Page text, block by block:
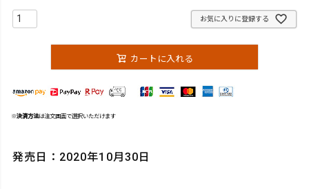
お気に入りに登録する
カートに入れる
※決済方法は注文画面で選択いただけます
発売日：2020年10月30日